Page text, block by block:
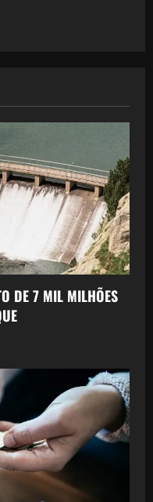
DE 7 MIL MILHÕES